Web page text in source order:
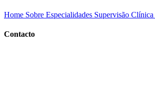
Home Sobre Especialidades Supervisão Clínica
Contacto